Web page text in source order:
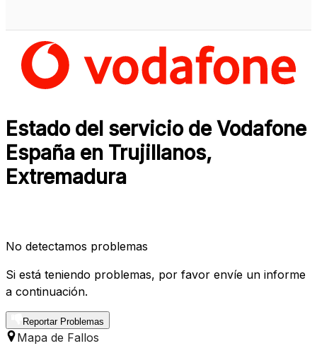
Estado del servicio de Vodafone
España en Trujillanos,
Extremadura
No detectamos problemas
Si está teniendo problemas, por favor envíe un informe
a continuación.
Reportar Problemas
Mapa de Fallos